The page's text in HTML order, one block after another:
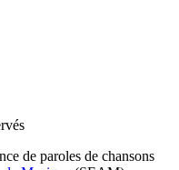
de paroles de chansons